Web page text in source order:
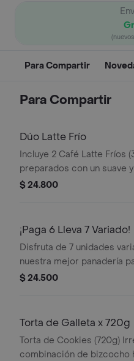
Para Compartir
Para Compartir
Dúo Latte Frío
Incluye 2 Café Latte Fríos
preparados con un suave
espresso porciento
compartir.
$ 24.800
¡Paga 6 Lleva 7 Variado!
Disfruta de 7 unidades
nuestra mejor panadería
solo 6. Un mix perfecto que
$ 24.500
Torta de Galleta x 720g
Torta de Cookies (720g)
combinación de bizcocho